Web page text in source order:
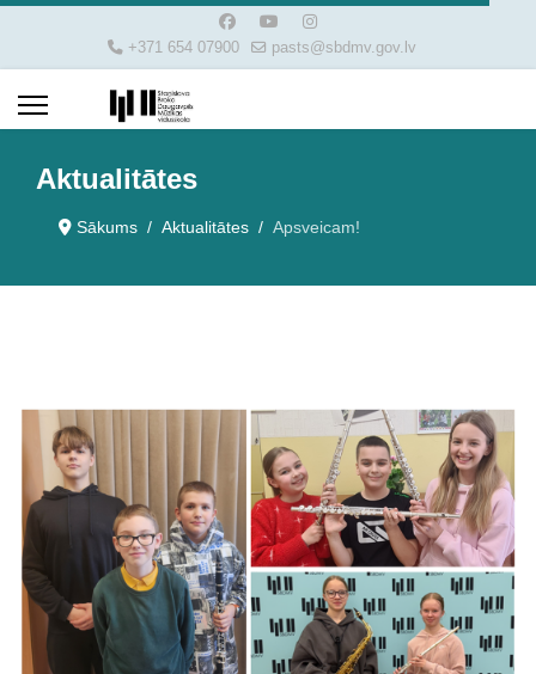
+371 654 07900 pasts@sbdmv.gov.lv
Aktualitātes
Sākums Aktualitātes Apsveicam!